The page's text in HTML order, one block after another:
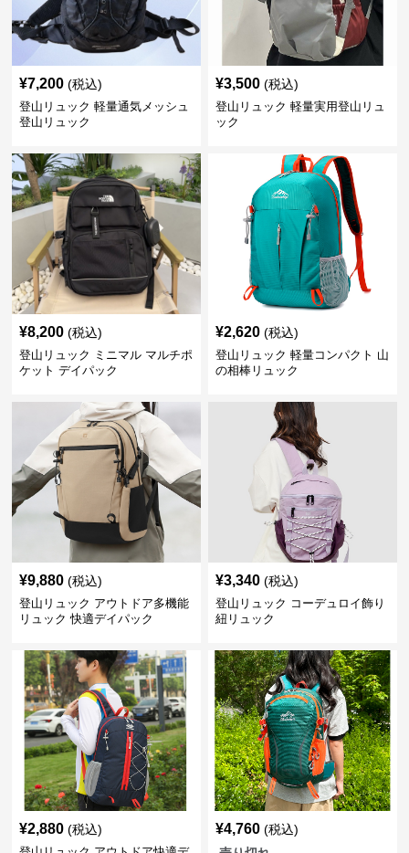
¥7,200 (税込)
登山リュック 軽量通気メッシュ
登山リュック
¥3,500 (税込)
登山リュック 軽量実用登山リュ
ック
¥8,200 (税込)
登山リュック ミニマル マルチポ
ケット デイパック
¥2,620 (税込)
登山リュック 軽量コンパクト 山
の相棒リュック
¥9,880 (税込)
登山リュック アウトドア多機能
リュック 快適デイパック
¥3,340 (税込)
登山リュック コーデュロイ飾り
紐リュック
¥2,880 (税込) ¥4,760 (税込)